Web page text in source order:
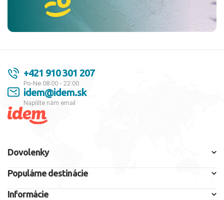
+421 910 301 207
Po-Ne 08:00 - 22:00
idem@idem.sk
Napíšte nám email
Dovolenky
Populárne destinácie
Informácie